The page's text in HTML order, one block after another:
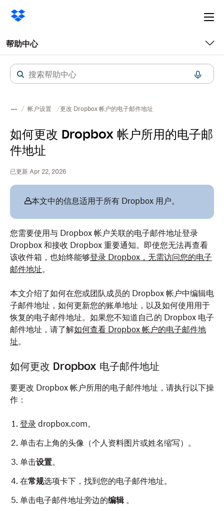
帮助中心
帐户设置 更改 Dropbox 帐户的电子邮件地址
如何更改 Dropbox 帐户所用的电子邮
件地址
已更新 Apr 22, 2026
本文中的信息适用于所有 Dropbox 用户。
您需要使用与 Dropbox 帐户关联的电子邮件地址登录
Dropbox 和接收 Dropbox 重要通知。即使您无法再查看
该收件箱，也始终能够登录 Dropbox，无需访问您的电子
邮件地址。
本文介绍了如何在您或团队成员的 Dropbox 帐户中编辑电
子邮件地址，如何更新您的账单地址，以及如何使用用于
恢复的电子邮件地址。如果您不知道自己的 Dropbox 电子
邮件地址，请了解如何查看 Dropbox 帐户的电子邮件地
址。
如何更改 Dropbox 电子邮件地址
要更改 Dropbox 帐户所用的电子邮件地址，请执行以下操
作：
登录 dropbox.com。
单击右上角的头像（个人资料图片或姓名缩写）。
单击设置。
在常规选项卡下，找到您的电子邮件地址。
单击电子邮件地址旁边的编辑。